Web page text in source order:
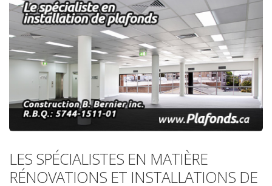
LES SPÉCIALISTES EN MATIÈRE
RÉNOVATIONS ET INSTALLATIONS DE